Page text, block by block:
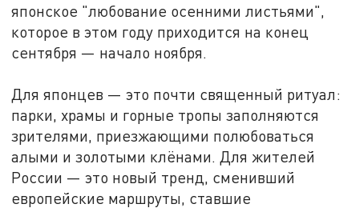
японское "любование осенними листьями",
которое в этом году приходится на конец
сентября — начало ноября.
Для японцев — это почти священный ритуал:
парки, храмы и горные тропы заполняются
зрителями, приезжающими полюбоваться
алыми и золотыми клёнами. Для жителей
России — это новый тренд, сменивший
европейские маршруты, ставшие